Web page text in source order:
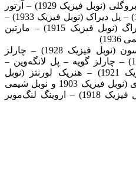
فیزیک 1954) – لوییس دی‌بروگلی (نوبل فیزیک 1929) – آرتور
کامپتون (نوبل فیزیک 1927) – پل دیراک (نوبل فیزیک 1933) –
هنریک کرامرز – ویلیام براگ (نوبل فیزیک 1915) – مارتین
ردیف اول: اوون ریچاردسون (نوبل فیزیک 1928) – چارلز
ویلسون (نوبل فیزیک 1927) – چارلز گویه – پل لانگه‌وین –
آلبرت اینشتین (نوبل فیزیک 1921) – هنریک لورنتز (نوبل
فیزیک 1902) – ماری کوری (نوبل فیزیک 1903 و نوبل شیمی
1911) – مکس پلانک (نوبل فیزیک 1918) – اروینگ لنگ‌مویر